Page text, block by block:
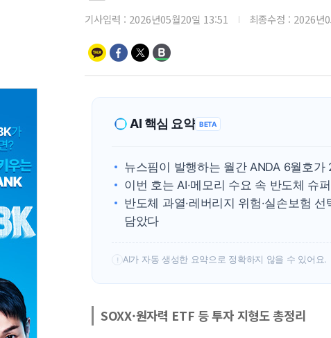
기사입력 : 2026년05월20일 13:51 최종수정 : 2026년
AI 핵심 요약 BETA
뉴스핌이 발행하는 월간 ANDA 6월호가
이번 호는 AI·메모리 수요 속 반도체 슈
반도체 과열·레버리지 위험·실손보험
담았다
! AI가 자동 생성한 요약으로 정확하지 않을 수 있어요.
SOXX·원자력 ETF 등 투자 지형도 총정리